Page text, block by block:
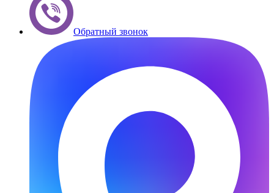
Обратный звонок